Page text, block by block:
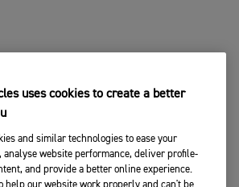
uses cookies to create a better
and similar technologies to ease your
analyse website performance, deliver profile-
and provide a better online experience.